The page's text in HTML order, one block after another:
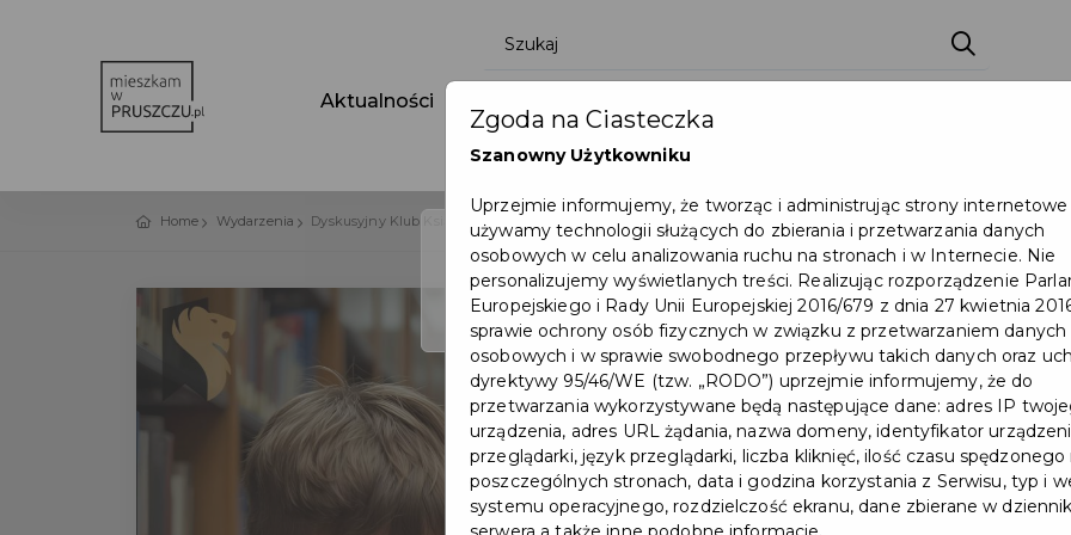
Aktualności
Dokumenty
Home Wydarzenia Dyskusyjny Klub Książki dla Dzieci z klas 1-3
Wydarzenie już się zakończyło
Zgoda na Ciasteczka
Szanowny Użytkowniku
Uprzejmie informujemy, że tworząc i administrując strony internetowe
używamy technologii służących do zbierania i przetwarzania danych
osobowych w celu analizowania ruchu na stronach i w Internecie. Nie
personalizujemy wyświetlanych treści. Realizując rozporządzenie
Europejskiego i Rady Unii Europejskiej 2016/679 z dnia 27 kwietnia
sprawie ochrony osób fizycznych w związku z przetwarzaniem danych
osobowych i w sprawie swobodnego przepływu takich danych oraz
dyrektywy 95/46/WE (tzw. „RODO”) uprzejmie informujemy, że do
przetwarzania wykorzystywane będą następujące dane: adres IP
urządzenia, adres URL żądania, nazwa domeny, identyfikator
przeglądarki, język przeglądarki, liczba kliknięć, ilość czasu spędzonego
poszczególnych stronach, data i godzina korzystania z Serwisu, typ i
systemu operacyjnego, rozdzielczość ekranu, dane zbierane w